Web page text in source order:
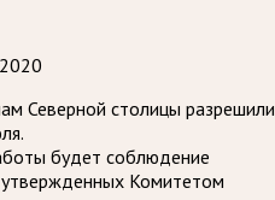
Северной столицы разрешили
будет соблюдение
Комитетом